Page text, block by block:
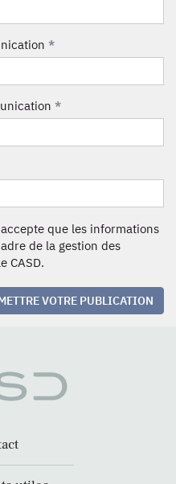
*
*
que les informations
de la gestion des
CASD.
VOTRE PUBLICATION